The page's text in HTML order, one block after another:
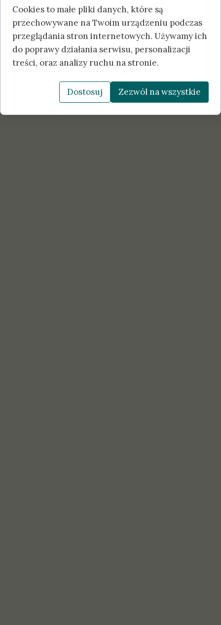
Więcej informacji w Aktualnościach
Cookies to małe pliki danych, które są
przechowywane na Twoim urządzeniu podczas
przeglądania stron internetowych. Używamy ich
do poprawy działania serwisu, personalizacji
treści, oraz analizy ruchu na stronie.
Dostosuj Zezwól na wszystkie